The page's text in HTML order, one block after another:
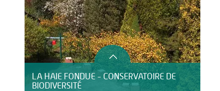
LA HAIE FONDUE - CONSERVATOIRE DE
BIODIVERSITÉ